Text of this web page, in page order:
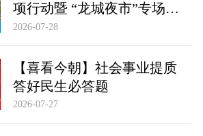
项行动暨 “龙城夜市”专场招
聘
2026-07-28
【喜看今朝】社会事业提质
答好民生必答题
2026-07-27